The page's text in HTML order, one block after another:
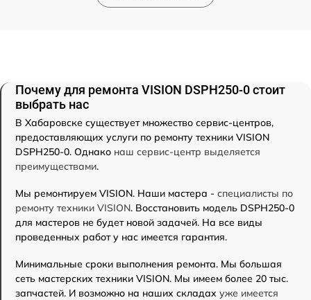
Почему для ремонта VISION DSPH250-0 стоит
выбрать нас
В Хабаровске существует множество сервис-центров,
предоставляющих услуги по ремонту техники VISION
DSPH250-0. Однако наш сервис-центр выделяется
преимуществами.
Мы ремонтируем VISION. Наши мастера - специалисты по
ремонту техники VISION. Восстановить модель DSPH250-0
для мастеров не будет новой задачей. На все виды
проведенных работ у нас имеется гарантия.
Минимальные сроки выполнения ремонта. Мы большая
сеть мастерских техники VISION. Мы имеем более 20 тыс.
запчастей. И возможно на наших складах уже имеется